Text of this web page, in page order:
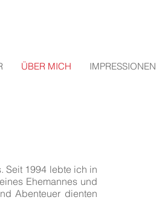
ÜBER MICH IMPRESSIONEN
Seit 1994 lebte ich in
Ehemannes und
Abenteuer dienten